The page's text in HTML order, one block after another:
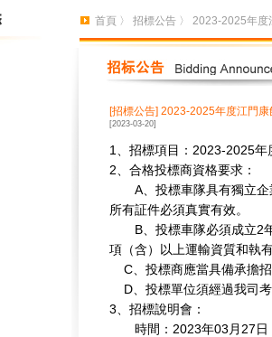
首頁 〉 招標公告 〉 2023-2025年
[招標公告] 2023-2025年度江門
[2023-03-20]
1、招標項目： 2023-2025年
2 、合格投標商資格要求：
A 、投標車隊具有獨立
所有証件必須真實有效。
B 、投標車隊必須成立2
項（含）以上運輸資質和執
C 、投標商應當具備承擔
D 、投標單位須經過我司
3 、招標說明會：
時間： 2023年03 月 27